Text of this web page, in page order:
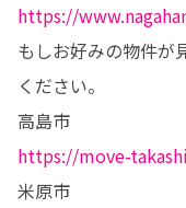
https://
もしお好みの物件が
ください。
https://move-